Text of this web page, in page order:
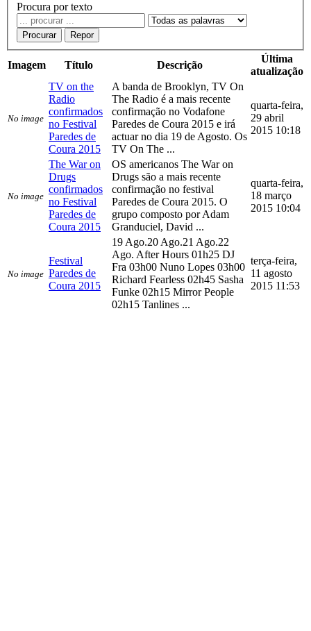
Procura por texto
Procurar Repor
Imagem Título Descrição
Última
atualização
No image
TV on the
Radio
confirmados
no Festival
Paredes de
Coura 2015
A banda de Brooklyn, TV On
The Radio é a mais recente
confirmação no Vodafone
Paredes de Coura 2015 e irá
actuar no dia 19 de Agosto. Os
TV On The ...
quarta-feira,
29 abril
2015 10:18
No image
The War on
Drugs
confirmados
no Festival
Paredes de
Coura 2015
OS americanos The War on
Drugs são a mais recente
confirmação no festival
Paredes de Coura 2015. O
grupo composto por Adam
Granduciel, David ...
quarta-feira,
18 março
2015 10:04
No image
Festival
Paredes de
Coura 2015
19 Ago.20 Ago.21 Ago.22
Ago. After Hours 01h25 DJ
Fra 03h00 Nuno Lopes 03h00
Richard Fearless 02h45 Sasha
Funke 02h15 Mirror People
02h15 Tanlines ...
terça-feira,
11 agosto
2015 11:53